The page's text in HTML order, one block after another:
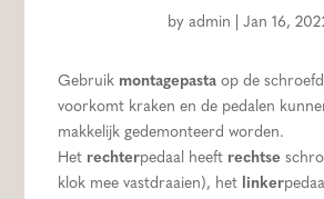
by admin Jan 16,
Gebruik montagepasta op de
voorkomt kraken en de pedalen
makkelijk gedemonteerd worden.
Het rechterpedaal heeft rechtse
klok mee vastdraaien), het linker